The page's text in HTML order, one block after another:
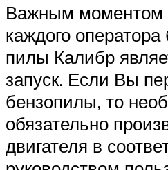
Важным моментом
каждого
пилы Калибр
запуск. Если Вы
бензопилы, то
обязательно
двигателя в